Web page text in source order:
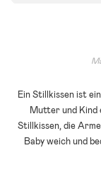
Ein Stillkissen ist
Mutter und
Stillkissen, die
Baby weich und